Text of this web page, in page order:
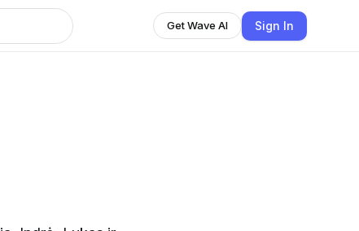
Get Wave AI Sign In